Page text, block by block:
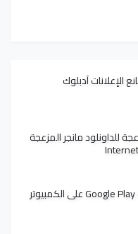
الإعلانات آدبلوك
للداونلود مانجر المزعجة
طريقة تحميل تطبيقات Google Play على الكمبيوتر